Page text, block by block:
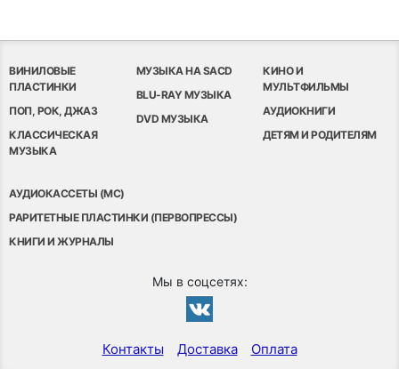
ВИНИЛОВЫЕ
ПЛАСТИНКИ
ПОП, РОК, ДЖАЗ
КЛАССИЧЕСКАЯ
МУЗЫКА
МУЗЫКА НА SACD
BLU-RAY МУЗЫКА
DVD МУЗЫКА
КИНО И
МУЛЬТФИЛЬМЫ
АУДИОКНИГИ
ДЕТЯМ И РОДИТЕЛЯМ
АУДИОКАССЕТЫ (MC)
РАРИТЕТНЫЕ ПЛАСТИНКИ (ПЕРВОПРЕССЫ)
КНИГИ И ЖУРНАЛЫ
Мы в соцсетях:
Контакты Доставка Оплата